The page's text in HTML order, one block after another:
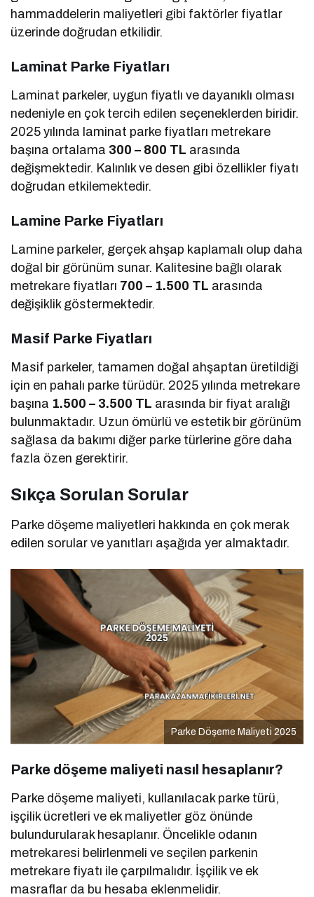
hammaddelerin maliyetleri gibi faktörler fiyatlar
üzerinde doğrudan etkilidir.
Laminat Parke Fiyatları
Laminat parkeler, uygun fiyatlı ve dayanıklı olması
nedeniyle en çok tercih edilen seçeneklerden biridir.
2025 yılında laminat parke fiyatları metrekare
başına ortalama 300 – 800 TL arasında
değişmektedir. Kalınlık ve desen gibi özellikler fiyatı
doğrudan etkilemektedir.
Lamine Parke Fiyatları
Lamine parkeler, gerçek ahşap kaplamalı olup daha
doğal bir görünüm sunar. Kalitesine bağlı olarak
metrekare fiyatları 700 – 1.500 TL arasında
değişiklik göstermektedir.
Masif Parke Fiyatları
Masif parkeler, tamamen doğal ahşaptan üretildiği
için en pahalı parke türüdür. 2025 yılında metrekare
başına 1.500 – 3.500 TL arasında bir fiyat aralığı
bulunmaktadır. Uzun ömürlü ve estetik bir görünüm
sağlasa da bakımı diğer parke türlerine göre daha
fazla özen gerektirir.
Sıkça Sorulan Sorular
Parke döşeme maliyetleri hakkında en çok merak
edilen sorular ve yanıtları aşağıda yer almaktadır.
Parke Döşeme Maliyeti 2025
Parke döşeme maliyeti nasıl hesaplanır?
Parke döşeme maliyeti, kullanılacak parke türü,
işçilik ücretleri ve ek maliyetler göz önünde
bulundurularak hesaplanır. Öncelikle odanın
metrekaresi belirlenmeli ve seçilen parkenin
metrekare fiyatı ile çarpılmalıdır. İşçilik ve ek
masraflar da bu hesaba eklenmelidir.